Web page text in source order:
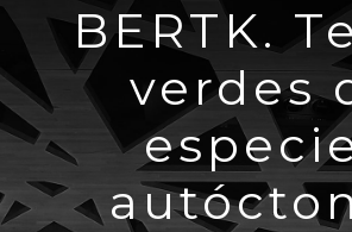
BERTK.
verdes